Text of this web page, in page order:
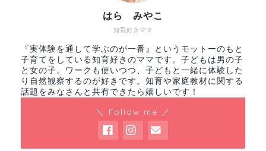
知育好きママ
はら みやこ
『実体験を通して学ぶのが一番』というモットーのもと
子育てをしている知育好きのママです。子どもは男の子
と女の子。ワークも使いつつ、子どもと一緒に体験した
り自然観察するのが好きです。知育や家庭教材に関する
話題をみなさんと共有できたら嬉しいです！
＼ Follow me ／